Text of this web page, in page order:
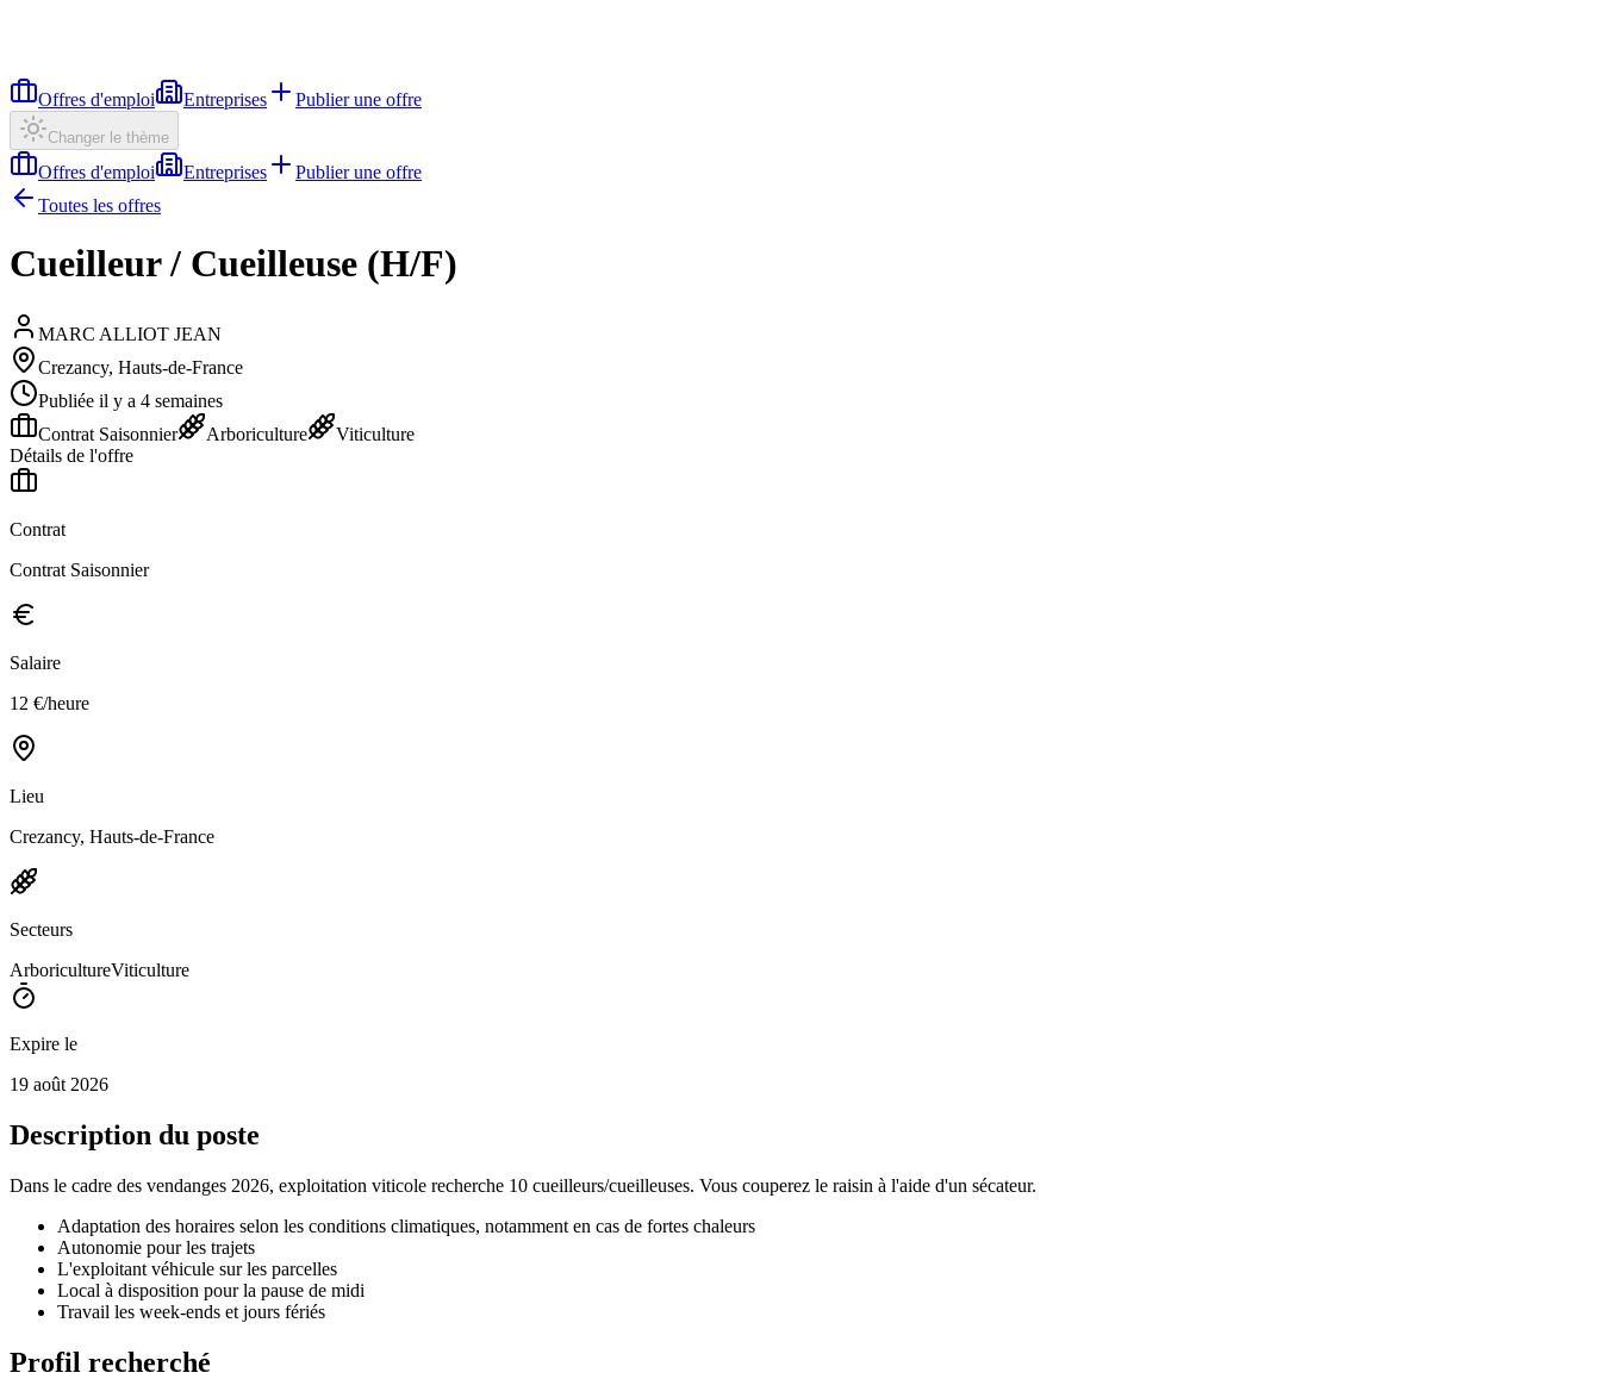
Offres d'emploi Entreprises Publier une offre
Changer le thème
Offres d'emploi Entreprises
Publier une offre
Toutes les offres
Cueilleur / Cueilleuse (H/F)
MARC ALLIOT JEAN
Crezancy, Hauts-de-France
Publiée il y a 4 semaines
Contrat Saisonnier
Arboriculture
Viticulture
Détails de l'offre
Contrat
Contrat Saisonnier
Salaire
12 €/heure
Lieu
Crezancy, Hauts-de-France
Secteurs
ArboricultureViticulture
Expire le
19 août 2026
Description du poste
Dans le cadre des vendanges 2026, exploitation viticole recherche 10 cueilleurs/cueilleuses. Vous couperez le raisin à l'aide d'un sécateur.
Adaptation des horaires selon les conditions climatiques, notamment en cas de fortes chaleurs
Autonomie pour les trajets
L'exploitant véhicule sur les parcelles
Local à disposition pour la pause de midi
Travail les week-ends et jours fériés
Profil recherché